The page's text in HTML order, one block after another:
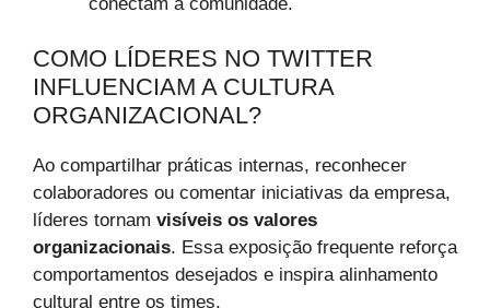
COMO LÍDERES NO TWITTER
INFLUENCIAM A CULTURA
ORGANIZACIONAL?
Ao compartilhar práticas internas, reconhecer
colaboradores ou comentar iniciativas da empresa,
líderes tornam visíveis os valores
organizacionais. Essa exposição frequente reforça
comportamentos desejados e inspira alinhamento
cultural entre os times.